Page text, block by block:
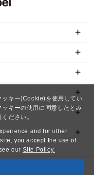
ッキー(Cookie)を使用してい
キーの使用に同意したとみ
ださい。
and for other
you accept the use of
our Site Policy.
Rights Reserved.